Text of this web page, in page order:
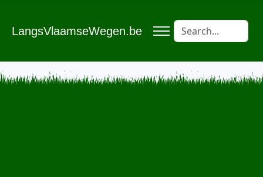
LangsVlaamseWegen.be